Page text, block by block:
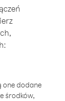
one dodane
środków,